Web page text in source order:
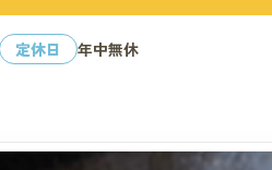
定休日 年中無休